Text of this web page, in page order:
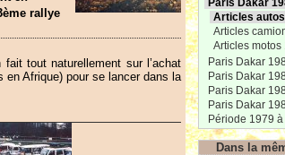
rallye
tout naturellement sur l’achat
en Afrique) pour se lancer dans la
Paris Dakar
Articles
Articles
Articles motos
Paris Dakar
Paris Dakar
Paris Dakar
Paris Dakar
Période 1979
Dans la